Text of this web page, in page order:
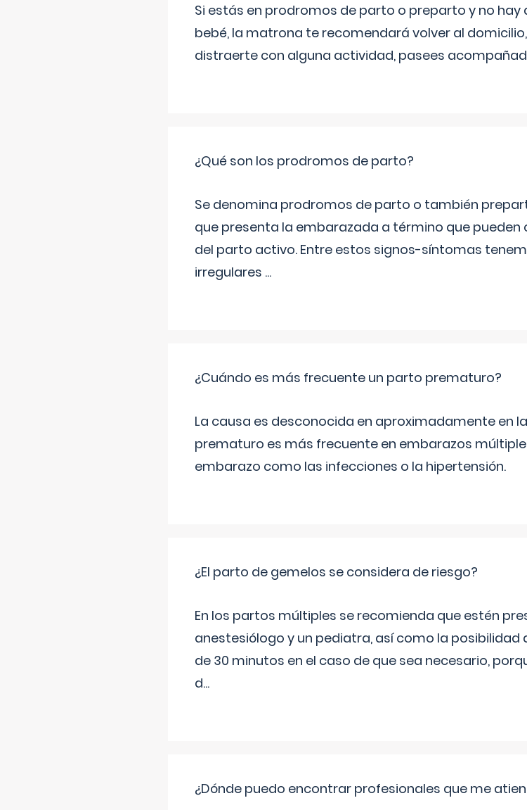
Si estás en prodromos de parto o preparto y no hay
bebé, la matrona te recomendará volver al
distraerte con alguna actividad, pasees
¿Qué son los prodromos de parto?
Se denomina prodromos de parto o también
que presenta la embarazada a término que
del parto activo. Entre estos signos-síntomas
irregulares ...
¿Cuándo es más frecuente un parto prematuro?
La causa es desconocida en aproximadamente en
prematuro es más frecuente en embarazos
embarazo como las infecciones o la hipertensión.
¿El parto de gemelos se considera de riesgo?
En los partos múltiples se recomienda que estén
anestesiólogo y un pediatra, así como la posibilidad
de 30 minutos en el caso de que sea necesario,
d...
¿Dónde puedo encontrar profesionales que me